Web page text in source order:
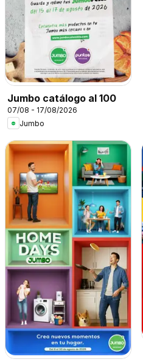
Jumbo catálogo al 100
07/08 - 17/08/2026
Jumbo